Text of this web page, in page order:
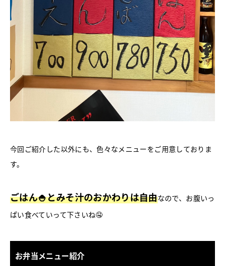
今回ご紹介した以外にも、色々なメニューをご用意しておりま
す。
ごはん🍚とみそ汁のおかわりは自由なので、お腹いっ
ぱい食べていって下さいね🤤
お弁当メニュー紹介